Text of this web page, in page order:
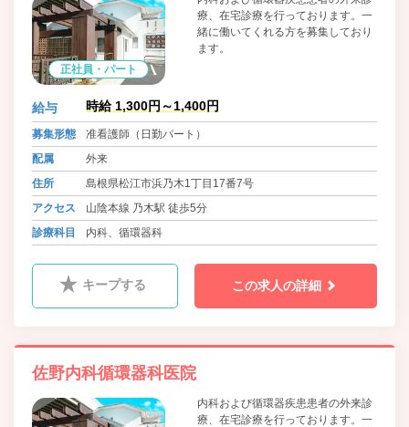
正社員・パート
療、在宅診療を行っております。一
緒に働いてくれる方を募集しており
ます。
給与 時給 1,300円～1,400円
募集形態
准看護師（日勤パート）
配属
外来
住所
島根県松江市浜乃木1丁目17番7号
アクセス
山陰本線 乃木駅 徒歩5分
診療科目
内科、循環器科
キープする この求人の詳細
佐野内科循環器科医院
内科および循環器疾患患者の外来診
療、在宅診療を行っております。一